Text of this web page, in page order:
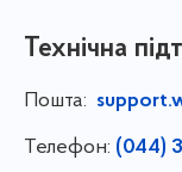
Технічна
Пошта:
Телефон: (044)